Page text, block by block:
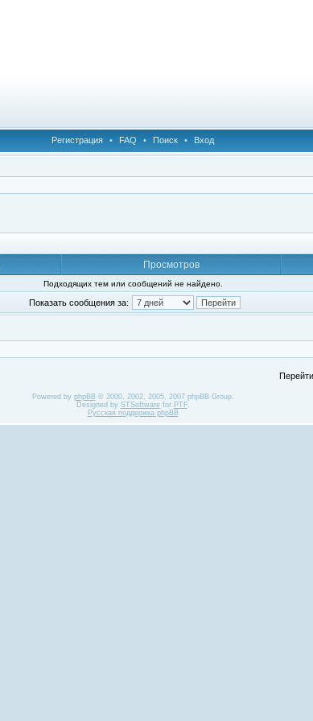
Регистрация • FAQ • Поиск • Вход
Просмотров
Подходящих тем или сообщений не найдено.
Показать сообщения за:
Powered by phpBB© 2000, 2002, 2005, 2007 phpBB Group.
Designed by STSoftwarefor PTF.
Русская поддержка phpBB